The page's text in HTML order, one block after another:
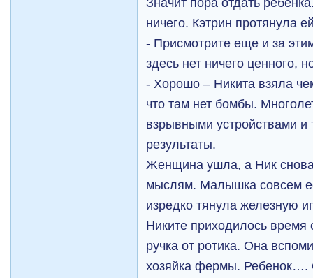
ничего. Кэтрин протянула
- Присмотрите еще и за
здесь нет ничего ценного,
- Хорошо – Никита взяла
что там нет бомбы.
взрывными устройствами и
результаты.
Женщина ушла, а Ник
мыслям. Малышка совсем
изредко тянула железную
Никите приходилось время
ручка от ротика. Она
хозяйка фермы.